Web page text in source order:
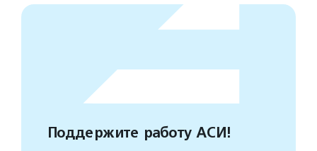
Поддержите работу АСИ!